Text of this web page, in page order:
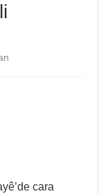
cara